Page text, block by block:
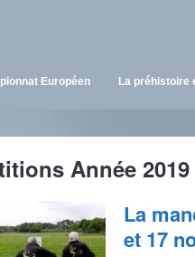
Européen La préhistoire
Année 2019
La
et 17